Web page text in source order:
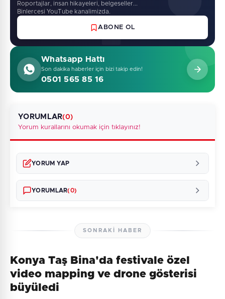
Roportajlar, insan hikayeleri, belgeseller...
Binlercesi YouTube kanalimizda.
ABONE OL
Whatsapp Hattı
Son dakika haberler için bizi takip edin!
0501 565 85 16
YORUMLAR(0)
Yorum kurallarını okumak için tıklayınız!
YORUM YAP
YORUMLAR(0)
Henüz yorum yapılmamış. İlk yorumu siz yapın!
SONRAKI HABER
Konya Taş Bina'da festivale özel
video mapping ve drone gösterisi
büyüledi